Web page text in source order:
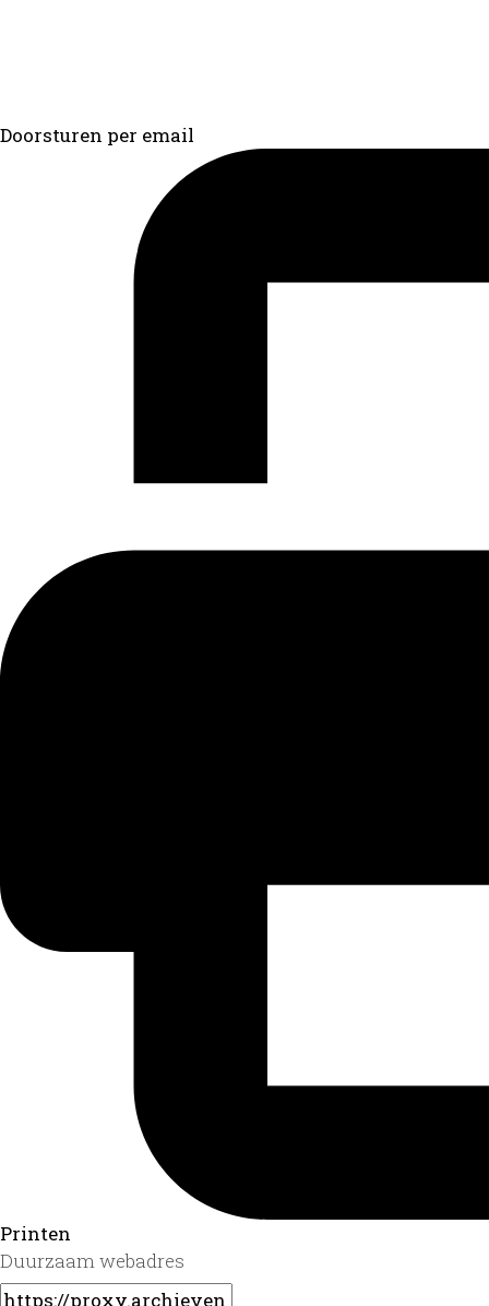
Doorsturen per email
Printen
Duurzaam webadres